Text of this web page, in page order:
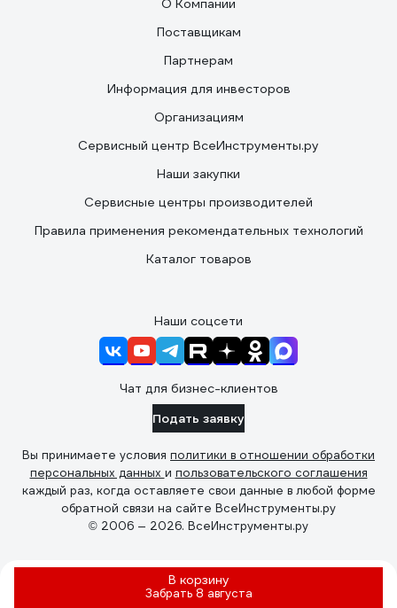
В корзину
Забрать 8 августа
О Компании
Поставщикам
Партнерам
Информация для инвесторов
Организациям
Сервисный центр ВсеИнструменты.ру
Наши закупки
Сервисные центры производителей
Правила применения рекомендательных технологий
Каталог товаров
Наши соцсети
Чат для бизнес-клиентов
Подать заявку
Вы принимаете условия политики в отношении обработки
персональных данных и пользовательского соглашения
каждый раз, когда оставляете свои данные в любой форме
обратной связи на сайте ВсеИнструменты.ру
© 2006 — 2026. ВсеИнструменты.ру